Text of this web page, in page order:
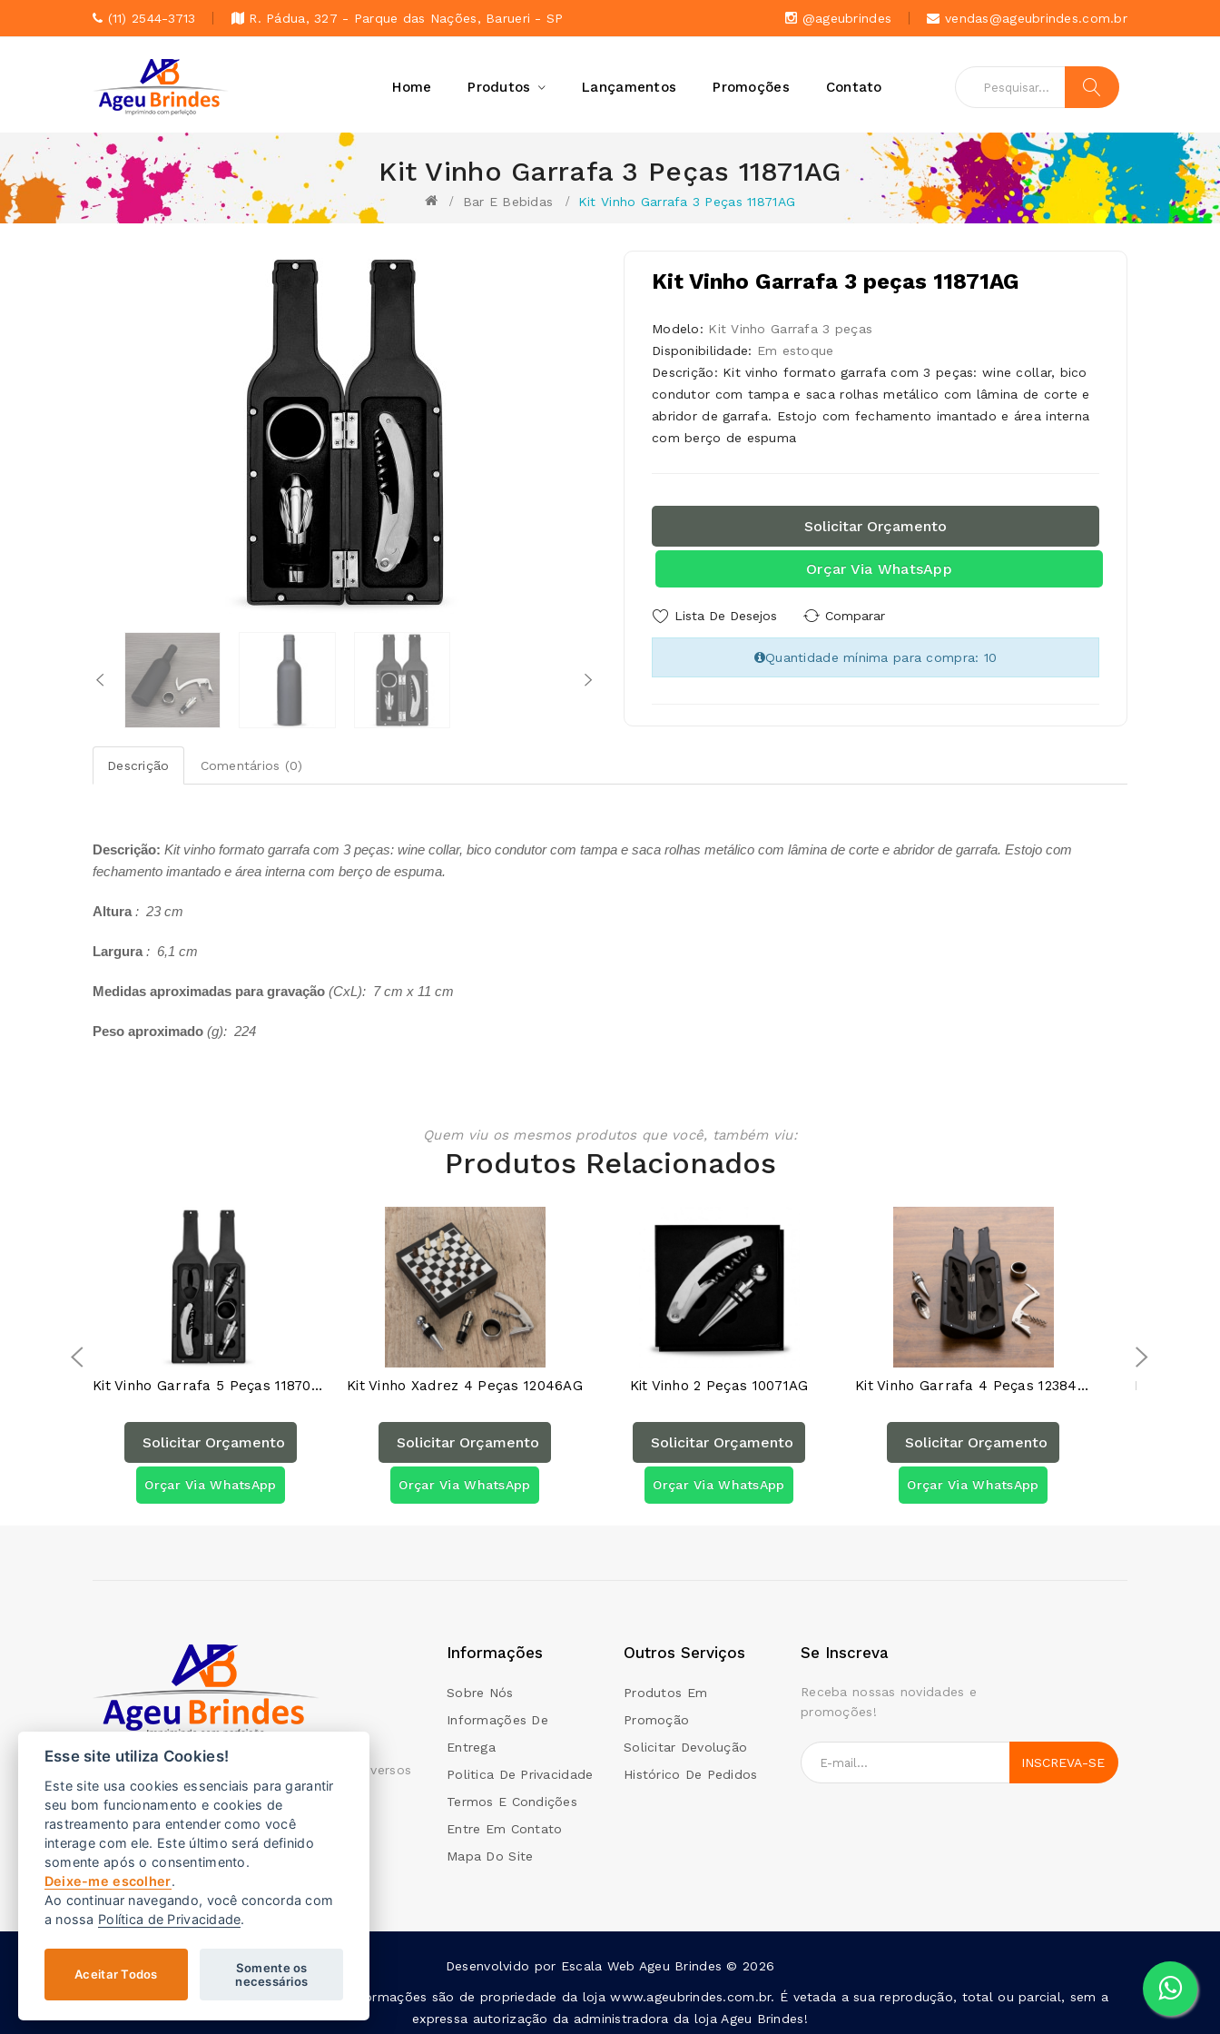
(11) 2544-3713 R. Pádua, 327 - Parque das Nações, Barueri - SP @ageubrindes vendas@ageubrindes.com.br
Home Produtos Lançamentos Promoções Contato
Kit Vinho Garrafa 3 Peças 11871AG
Bar E Bebidas Kit Vinho Garrafa 3 Peças 11871AG
Kit Vinho Garrafa 3 peças 11871AG
Modelo: Kit Vinho Garrafa 3 peças
Disponibilidade: Em estoque
Descrição: Kit vinho formato garrafa com 3 peças: wine collar, bico
condutor com tampa e saca rolhas metálico com lâmina de corte e
abridor de garrafa. Estojo com fechamento imantado e área interna
com berço de espuma
Solicitar Orçamento
Orçar Via WhatsApp
Lista De Desejos Comparar
Quantidade mínima para compra: 10
Descrição Comentários (0)
Descrição: Kit vinho formato garrafa com 3 peças: wine collar, bico condutor com tampa e saca rolhas metálico com lâmina de corte e abridor de garrafa. Estojo com
fechamento imantado e área interna com berço de espuma.
Altura : 23 cm
Largura : 6,1 cm
Medidas aproximadas para gravação (CxL): 7 cm x 11 cm
Peso aproximado (g): 224
Quem viu os mesmos produtos que você, também viu:
Produtos Relacionados
Kit Vinho Garrafa 5 Peças 11870AG
Solicitar Orçamento
Orçar Via WhatsApp
Kit Vinho Xadrez 4 Peças 12046AG
Solicitar Orçamento
Orçar Via WhatsApp
Kit Vinho 2 Peças 10071AG
Solicitar Orçamento
Orçar Via WhatsApp
Kit Vinho Garrafa 4 Peças 12384AG
Solicitar Orçamento
Orçar Via WhatsApp
Porta
Ageu brindes, imprimimos com perfeição diversos
brindes para sua empresa.
Endereço: Rua Pádua 327 - Barueri SP
E-mail:
vendas@ageubrindes.com.br
Telefone:(11) 2544-3713
Informações
Sobre Nós
Informações De
Entrega
Politica De Privacidade
Termos E Condições
Entre Em Contato
Mapa Do Site
Outros Serviços
Produtos Em
Promoção
Solicitar Devolução
Histórico De Pedidos
Se Inscreva
Receba nossas novidades e
promoções!
INSCREVA-SE
Desenvolvido por Escala Web Ageu Brindes © 2026
As fotos aqui veiculadas, logotipo e informações são de propriedade da loja www.ageubrindes.com.br. É vetada a sua reprodução, total ou parcial, sem a
expressa autorização da administradora da loja Ageu Brindes!
Esse site utiliza Cookies!
Este site usa cookies essenciais para garantir
seu bom funcionamento e cookies de
rastreamento para entender como você
interage com ele. Este último será definido
somente após o consentimento.
Deixe-me escolher.
Ao continuar navegando, você concorda com
a nossa Política de Privacidade.
Aceitar Todos
Somente os
necessários